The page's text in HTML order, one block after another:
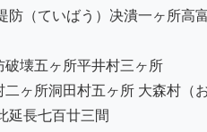
防（ていばう）决潰一ヶ所高
壊五ヶ所平井村三ヶ所
ヶ所洞田村五ヶ所 大森村（
延長七百廿三間